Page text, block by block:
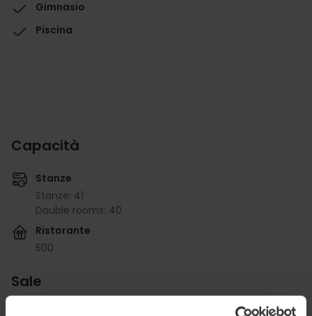
Gimnasio
Piscina
Capacità
Stanze
Stanze: 41
Double rooms: 40
Ristorante
500
Sale